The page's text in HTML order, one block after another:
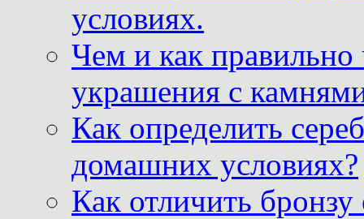
условиях.
Чем и как
украшения с
Как определить
домашних условиях?
Как отличить